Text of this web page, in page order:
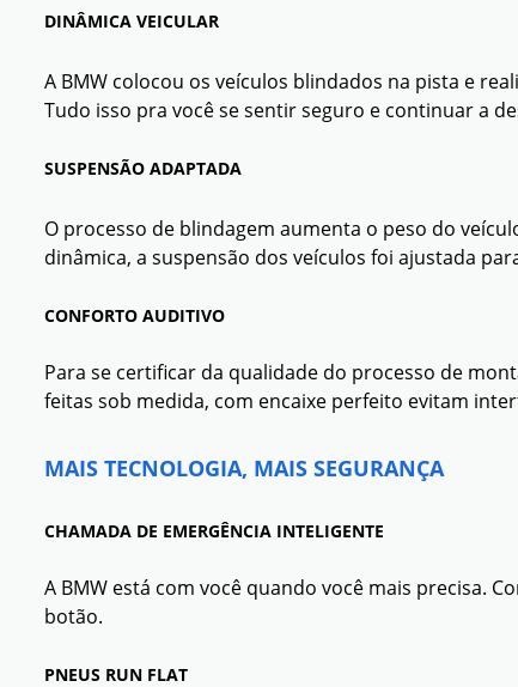
DINÂMICA VEICULAR
A BMW colocou os veículos blindados na pista e
Tudo isso pra você se sentir seguro e continuar a
SUSPENSÃO ADAPTADA
O processo de blindagem aumenta o peso do
dinâmica, a suspensão dos veículos foi ajustada
CONFORTO AUDITIVO
Para se certificar da qualidade do processo de
feitas sob medida, com encaixe perfeito evitam
MAIS TECNOLOGIA, MAIS SEGURANÇA
CHAMADA DE EMERGÊNCIA INTELIGENTE
A BMW está com você quando você mais precisa.
botão.
PNEUS RUN FLAT